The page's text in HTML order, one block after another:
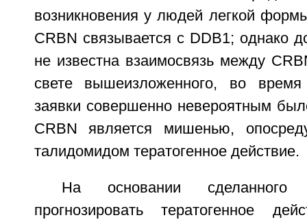
возникновения у людей легкой
CRBN связывается с DDB1; однако
не известна взаимосвязь между
свете вышеизложенного, во
заявки совершенно невероятным
CRBN является мишенью,
талидомидом тератогенное действие.
На основании сделанного
прогнозировать тератогенное